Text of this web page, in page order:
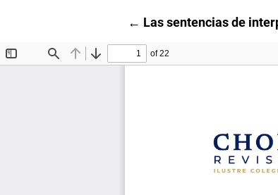
← Volver a los detalles
Las sentencias de